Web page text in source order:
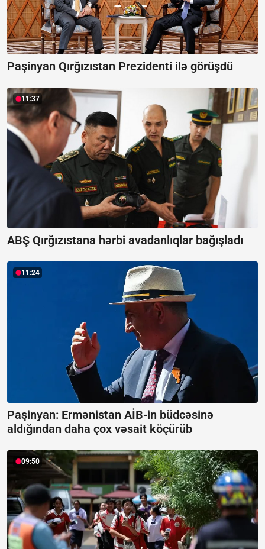
Paşinyan Qırğızıstan Prezidenti ilə görüşdü
11:37
ABŞ Qırğızıstana hərbi avadanlıqlar bağışladı
11:24
Paşinyan: Ermənistan AİB-in büdcəsinə
aldığından daha çox vəsait köçürüb
09:50